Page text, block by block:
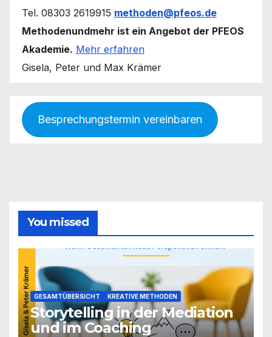
Tel. 08303 2619915 methoden@pfeos.de
Methodenundmehr ist ein Angebot der PFEOS
Akademie. Mehr erfahren
Gisela, Peter und Max Krämer
Besprechungstermin vereinbaren
You missed
GESAMTÜBERSICHT KREATIVE METHODEN
Storytelling in der Mediation
und im Coaching